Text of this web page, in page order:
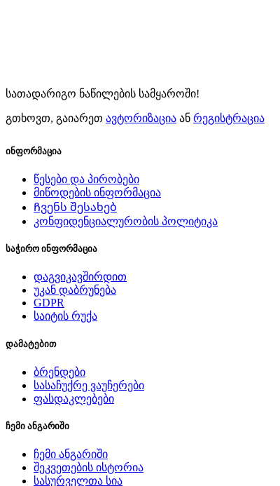
სათადარიგო ნაწილების სამყაროში!
გთხოვთ, გაიარეთ ავტორიზაცია ან რეგისტრაცია
ინფორმაცია
წესები და პირობები
მიწოდების ინფორმაცია
Ჩვენს შესახებ
კონფიდენციალურობის პოლიტიკა
საჭირო ინფორმაცია
დაგვიკავშირდით
უკან დაბრუნება
GDPR
საიტის რუქა
დამატებით
ბრენდები
სასაჩუქრე ვაუჩერები
ფასდაკლებები
ჩემი ანგარიში
ჩემი ანგარიში
შეკვეთების ისტორია
სასურველთა სია